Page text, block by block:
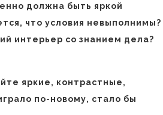
должна быть яркой
что условия невыполнимы?
интерьер со знанием дела?
яркие, контрастные,
по-новому, стало бы